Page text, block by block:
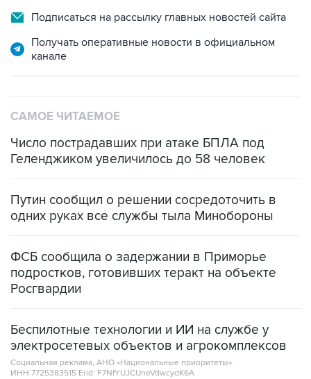
Подписаться на рассылку главных новостей сайта
Получать оперативные новости в официальном
канале
САМОЕ ЧИТАЕМОЕ
Число пострадавших при атаке БПЛА под
Геленджиком увеличилось до 58 человек
Путин сообщил о решении сосредоточить в
одних руках все службы тыла Минобороны
ФСБ сообщила о задержании в Приморье
подростков, готовивших теракт на объекте
Росгвардии
Беспилотные технологии и ИИ на службе у
электросетевых объектов и агрокомплексов
Социальная реклама, АНО «Национальные приоритеты».
ИНН 7725383515 Erid: F7NfYUJCUneVdwcydK6A